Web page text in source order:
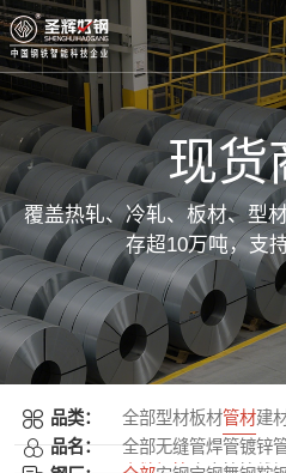
现货
覆盖热轧、冷轧、板材、型
存超10万吨，支
品类： 全部型材板材管材建
品名： 全部无缝管焊管镀锌